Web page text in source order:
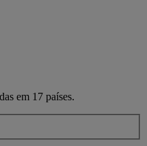
em 17 países.